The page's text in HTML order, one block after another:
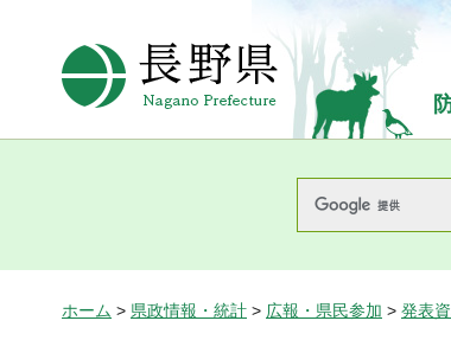
長野県Nagano
ホーム > 県政情報・統計 > 広報・県民参加 > 発表